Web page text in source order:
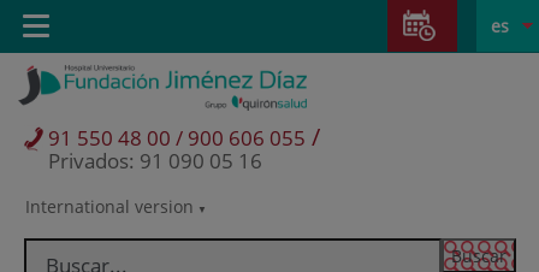
Saltar al contenido
Saltar
contenido
Selector
idioma
activo
es
International version
91 550 48 00 / 900 606 055 /
Privados: 91 090 05 16
Toggle
navigation